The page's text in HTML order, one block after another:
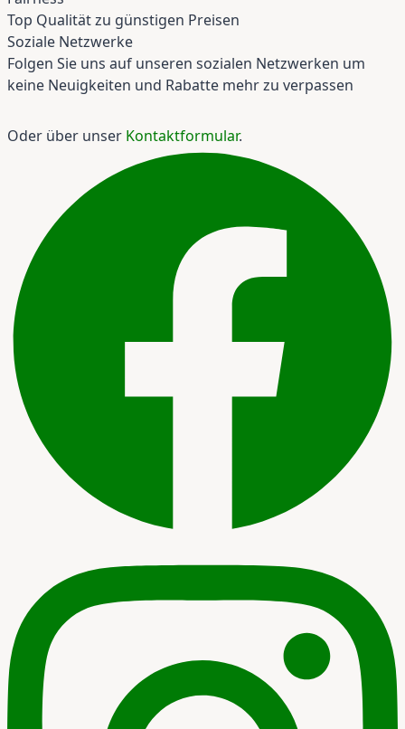
Top Qualität zu günstigen Preisen
Soziale Netzwerke
Folgen Sie uns auf unseren sozialen Netzwerken um
keine Neuigkeiten und Rabatte mehr zu verpassen
Oder über unser Kontaktformular.